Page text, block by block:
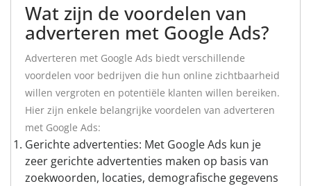
Wat zijn de voordelen van
adverteren met Google Ads?
Adverteren met Google Ads biedt verschillende
voordelen voor bedrijven die hun online zichtbaarheid
willen vergroten en potentiële klanten willen bereiken.
Hier zijn enkele belangrijke voordelen van adverteren
met Google Ads:
Gerichte advertenties: Met Google Ads kun je
zeer gerichte advertenties maken op basis van
zoekwoorden, locaties, demografische gegevens